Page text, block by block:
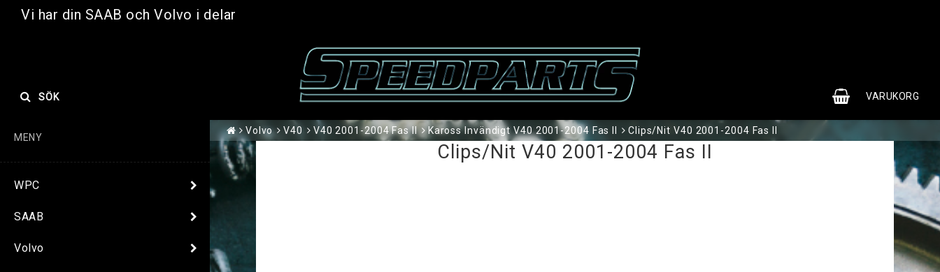
Vi har din SAAB och Volvo i delar
VARUKORG
SÖK
MENY
WPC
SAAB
Volvo
Volvo V40 V40 2001-2004 Fas II Kaross Invändigt V40 2001-2004 Fas II Clips/Nit V40 2001-2004 Fas II
Clips/Nit V40 2001-2004 Fas II